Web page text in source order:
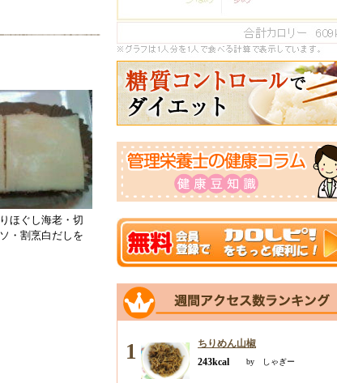
ほぐし海老・切
・割烹白だしを
1
ちりめん山椒
243kcal
by しゃぎー